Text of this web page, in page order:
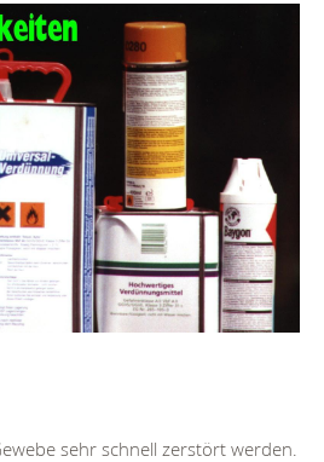
sehr schnell zerstört werden.